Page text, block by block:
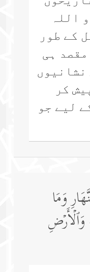
اللہ
کے طور
ہی
نشانیوں
کر
لیے جو
وَمَا